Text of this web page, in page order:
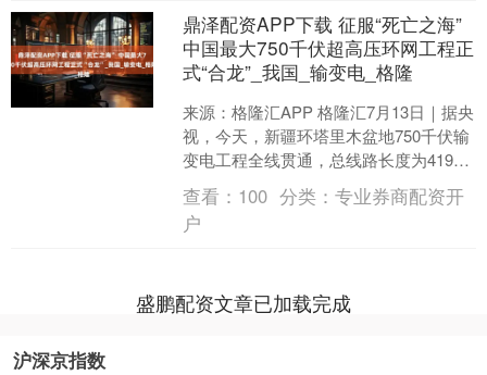
鼎泽配资APP下载 征服“死亡之海”
中国最大750千伏超高压环网工程正
式“合龙”_我国_输变电_格隆
来源：格隆汇APP 格隆汇7月13日｜据央
视，今天，新疆环塔里木盆地750千伏输
变电工程全线贯通，总线路长度为4197
千米，围绕塔里木盆地“画”了一个圈。电
网延....
查看： 100 分类：专业券商配资开
户
盛鹏配资文章已加载完成
沪深京指数